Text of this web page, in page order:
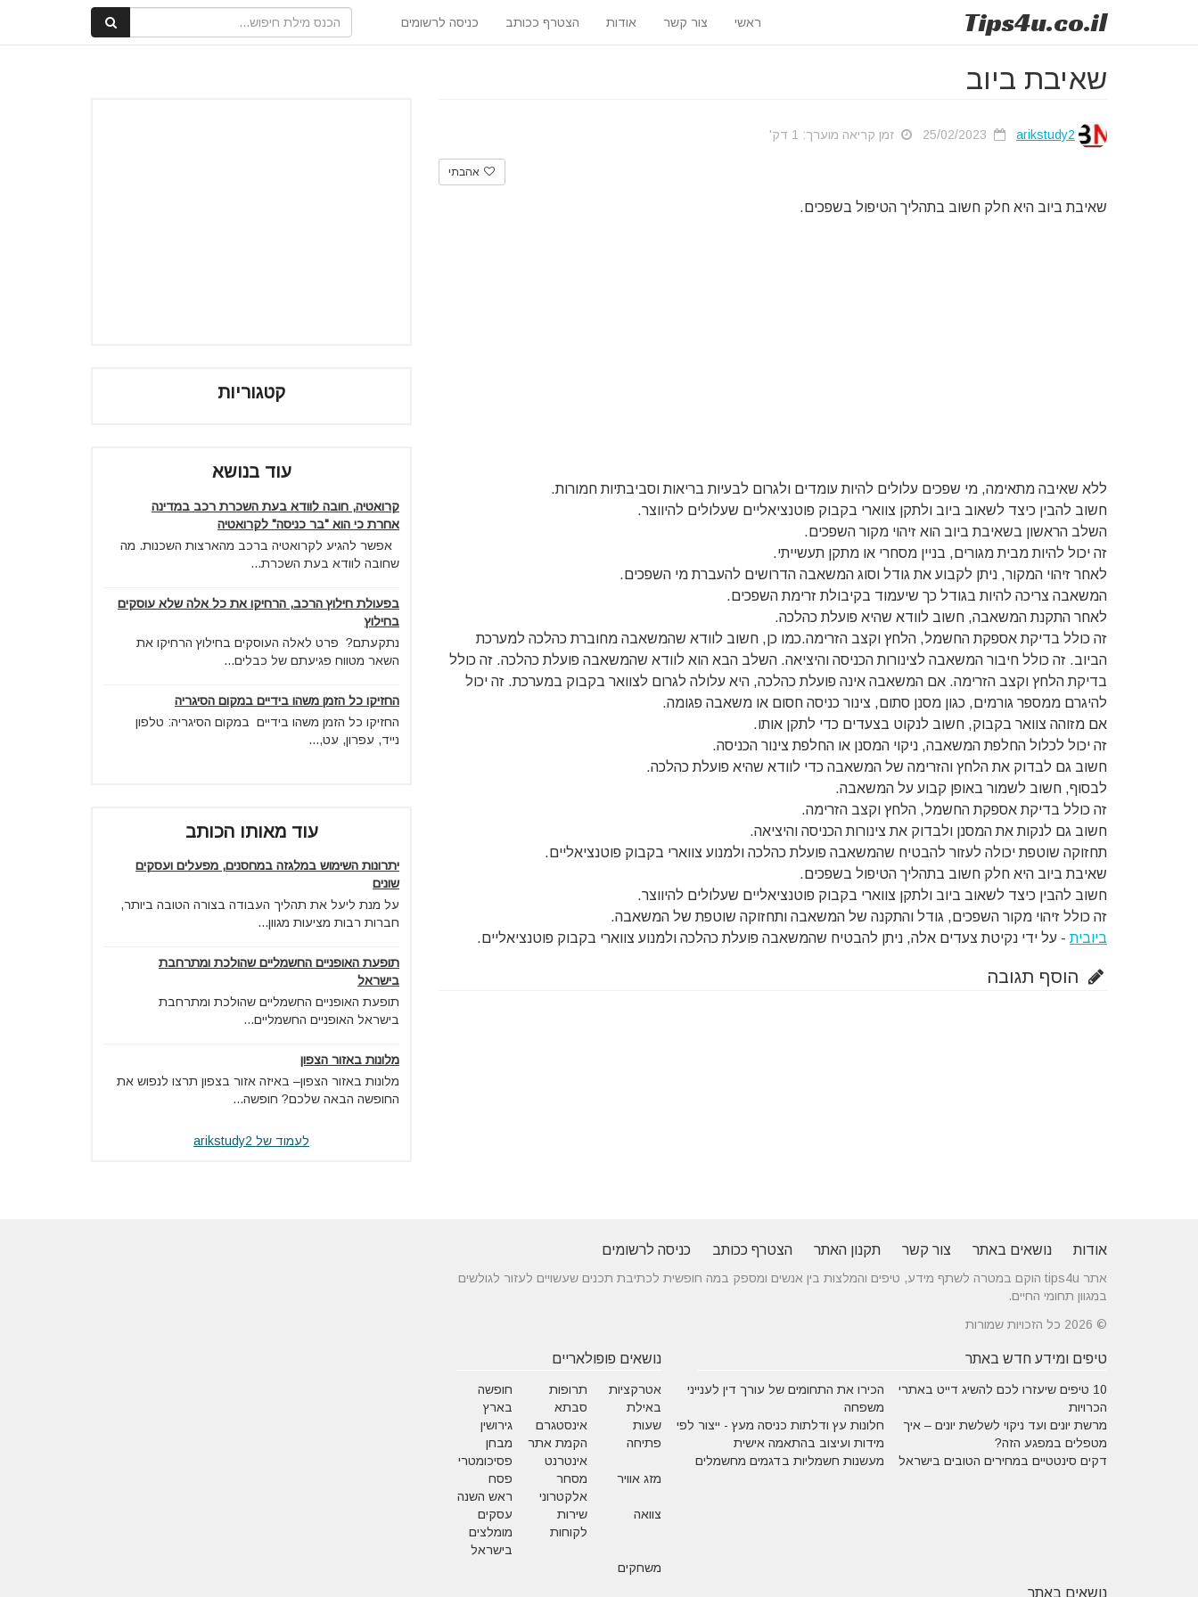
Tips4u.co.il ראשי צור קשר אודות הצטרף ככותב כניסה לרשומים
שאיבת ביוב
arikstudy2 זמן קריאה מוערך: 1 דק'
אהבתי
שאיבת ביוב היא חלק חשוב בתהליך הטיפול בשפכים.
ללא שאיבה מתאימה, מי שפכים עלולים להיות עומדים ולגרום לבעיות בריאות וסביבתיות חמורות.
חשוב להבין כיצד לשאוב ביוב ולתקן צווארי בקבוק פוטנציאליים שעלולים להיווצר.
השלב הראשון בשאיבת ביוב הוא זיהוי מקור השפכים.
זה יכול להיות מבית מגורים, בניין מסחרי או מתקן תעשייתי.
לאחר זיהוי המקור, ניתן לקבוע את גודל וסוג המשאבה הדרושים להעברת מי השפכים.
המשאבה צריכה להיות בגודל כך שיעמוד בקיבולת זרימת השפכים.
לאחר התקנת המשאבה, חשוב לוודא שהיא פועלת כהלכה.
זה כולל בדיקת אספקת החשמל, הלחץ וקצב הזרימה.כמו כן, חשוב לוודא שהמשאבה מחוברת כהלכה למערכת
הביוב. זה כולל חיבור המשאבה לצינורות הכניסה והיציאה. השלב הבא הוא לוודא שהמשאבה פועלת כהלכה. זה כולל
בדיקת הלחץ וקצב הזרימה. אם המשאבה אינה פועלת כהלכה, היא עלולה לגרום לצוואר בקבוק במערכת. זה יכול
להיגרם ממספר גורמים, כגון מסנן סתום, צינור כניסה חסום או משאבה פגומה.
אם מזוהה צוואר בקבוק, חשוב לנקוט בצעדים כדי לתקן אותו.
זה יכול לכלול החלפת המשאבה, ניקוי המסנן או החלפת צינור הכניסה.
חשוב גם לבדוק את הלחץ והזרימה של המשאבה כדי לוודא שהיא פועלת כהלכה.
לבסוף, חשוב לשמור באופן קבוע על המשאבה.
זה כולל בדיקת אספקת החשמל, הלחץ וקצב הזרימה.
חשוב גם לנקות את המסנן ולבדוק את צינורות הכניסה והיציאה.
תחזוקה שוטפת יכולה לעזור להבטיח שהמשאבה פועלת כהלכה ולמנוע צווארי בקבוק פוטנציאליים.
שאיבת ביוב היא חלק חשוב בתהליך הטיפול בשפכים.
חשוב להבין כיצד לשאוב ביוב ולתקן צווארי בקבוק פוטנציאליים שעלולים להיווצר.
זה כולל זיהוי מקור השפכים, גודל והתקנה של המשאבה ותחזוקה שוטפת של המשאבה.
ביובית - על ידי נקיטת צעדים אלה, ניתן להבטיח שהמשאבה פועלת כהלכה ולמנוע צווארי בקבוק פוטנציאליים.
הוסף תגובה
קטגוריות
עוד בנושא
קרואטיה, חובה לוודא בעת השכרת רכב במדינה
אחרת כי הוא "בר כניסה" לקרואטיה
אפשר להגיע לקרואטיה ברכב מהארצות השכנות. מה
שחובה לוודא בעת השכרת...
בפעולת חילוץ הרכב, הרחיקו את כל אלה שלא עוסקים
בחילוץ
נתקעתם? פרט לאלה העוסקים בחילוץ הרחיקו את
השאר מטווח פגיעתם של כבלים...
החזיקו כל הזמן משהו בידיים במקום הסיגריה
החזיקו כל הזמן משהו בידיים במקום הסיגריה: טלפון
נייד, עפרון, עט,...
עוד מאותו הכותב
יתרונות השימוש במלגזה במחסנים, מפעלים ועסקים
שונים
על מנת ליעל את תהליך העבודה בצורה הטובה ביותר,
חברות רבות מציעות מגוון...
תופעת האופניים החשמליים שהולכת ומתרחבת
בישראל
תופעת האופניים החשמליים שהולכת ומתרחבת
בישראל האופניים החשמליים...
מלונות באזור הצפון
מלונות באזור הצפון– באיזה אזור בצפון תרצו לנפוש את
החופשה הבאה שלכם? חופשה...
לעמוד של arikstudy2
אודות נושאים באתר צור קשר תקנון האתר הצטרף ככותב כניסה לרשומים
אתר tips4u הוקם במטרה לשתף מידע, טיפים והמלצות בין אנשים ומספק במה חופשית לכתיבת תכנים שעשויים לעזור לגולשים
במגוון תחומי החיים.
© 2026 כל הזכויות שמורות
טיפים ומידע חדש באתר
10 טיפים שיעזרו לכם להשיג דייט באתרי
הכרויות
הכירו את התחומים של עורך דין לענייני
משפחה
מרשת יונים ועד ניקוי לשלשת יונים – איך
מטפלים במפגע הזה?
חלונות עץ ודלתות כניסה מעץ - ייצור לפי
מידות ועיצוב בהתאמה אישית
דקים סינטטיים במחירים הטובים בישראל
מעשנות חשמליות בדגמים מחשמלים
נושאים פופולאריים
אטרקציות
באילת
תרופות
סבתא
חופשה
בארץ
שעות
פתיחה
אינסטגרם
גירושין
הקמת אתר
אינטרנט
מבחן
פסיכומטרי
מזג אוויר
מסחר
אלקטרוני
פסח
ראש השנה
צוואה
שירות
לקוחות
עסקים
מומלצים
בישראל
משחקים
נושאים באתר